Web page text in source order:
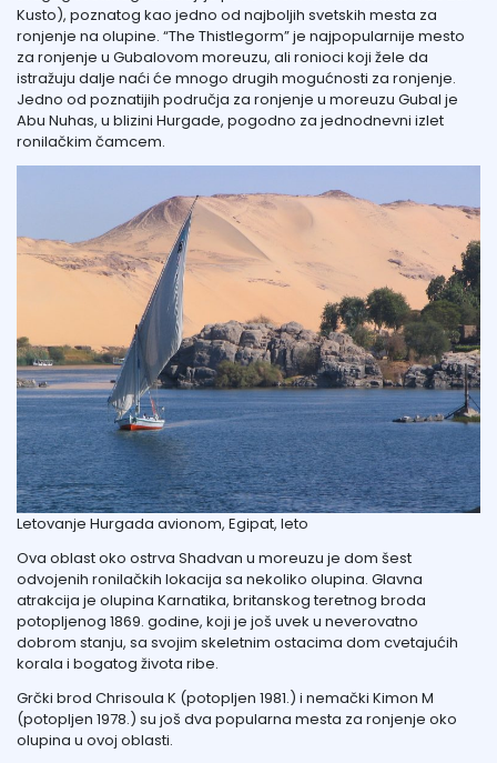
Kusto), poznatog kao jedno od najboljih svetskih mesta za
ronjenje na olupine. “The Thistlegorm” je najpopularnije mesto
za ronjenje u Gubalovom moreuzu, ali ronioci koji žele da
istražuju dalje naći će mnogo drugih mogućnosti za ronjenje.
Jedno od poznatijih područja za ronjenje u moreuzu Gubal je
Abu Nuhas, u blizini Hurgade, pogodno za jednodnevni izlet
ronilačkim čamcem.
Letovanje Hurgada avionom, Egipat, leto
Ova oblast oko ostrva Shadvan u moreuzu je dom šest
odvojenih ronilačkih lokacija sa nekoliko olupina. Glavna
atrakcija je olupina Karnatika, britanskog teretnog broda
potopljenog 1869. godine, koji je još uvek u neverovatno
dobrom stanju, sa svojim skeletnim ostacima dom cvetajućih
korala i bogatog života ribe.
Grčki brod Chrisoula K (potopljen 1981.) i nemački Kimon M
(potopljen 1978.) su još dva popularna mesta za ronjenje oko
olupina u ovoj oblasti.